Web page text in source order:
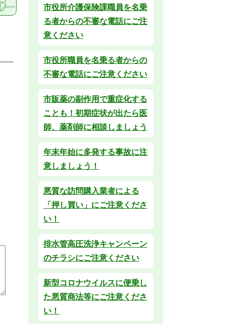
市役所介護保険課職員を名乗
る者からの不審な電話にご注
意ください
市役所職員を名乗る者からの
不審な電話にご注意ください
市販薬の副作用で重症化する
ことも！初期症状が出たら医
師、薬剤師に相談しましょう
年末年始に多発する事故に注
意しましょう！
悪質な訪問購入業者による
「押し買い」にご注意くださ
い！
排水管高圧洗浄キャンペーン
のチラシにご注意ください
新型コロナウイルスに便乗し
た悪質商法等にご注意くださ
い！